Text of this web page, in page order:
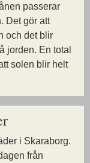
passerar
Det gör att
och det blir
jorden. En total
solen blir helt
i Skaraborg.
från